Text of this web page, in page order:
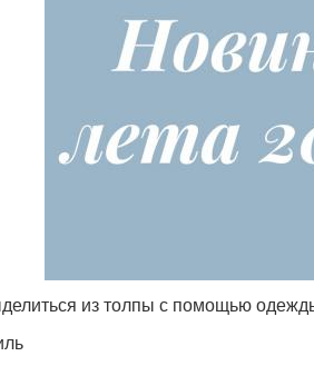
из толпы с помощью